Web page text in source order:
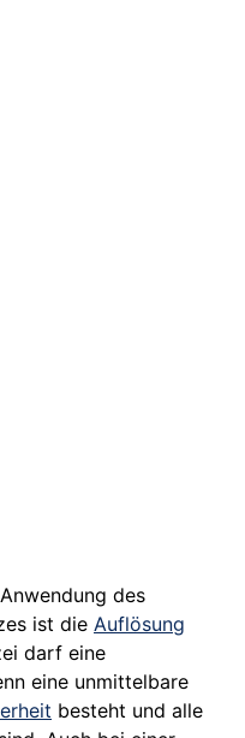
des
ist die Auflösung
darf eine
eine unmittelbare
besteht und alle